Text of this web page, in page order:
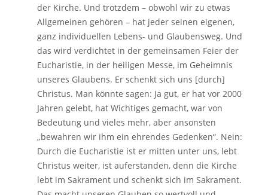
der Kirche. Und trotzdem – obwohl wir zu etwas
Allgemeinen gehören – hat jeder seinen eigenen,
ganz individuellen Lebens- und Glaubensweg. Und
das wird verdichtet in der gemeinsamen Feier der
Eucharistie, in der heiligen Messe, im Geheimnis
unseres Glaubens. Er schenkt sich uns [durch]
Christus. Man könnte sagen: Ja gut, er hat vor 2000
Jahren gelebt, hat Wichtiges gemacht, war von
Bedeutung und vieles mehr, aber ansonsten
„bewahren wir ihm ein ehrendes Gedenken“. Nein:
Durch die Eucharistie ist er mitten unter uns, lebt
Christus weiter, ist auferstanden, denn die Kirche
lebt im Sakrament und schenkt sich im Sakrament.